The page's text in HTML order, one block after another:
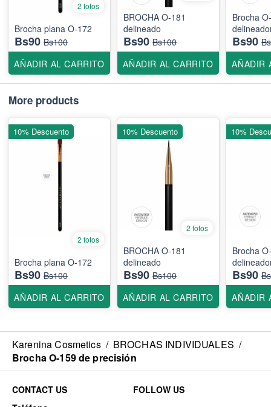
2 fotos
Brocha plana O-172
Bs90 Bs100
AÑADIR AL CARRITO
BROCHA O-181
delineado
Bs90 Bs100
AÑADIR AL CARRITO
Brocha
Bs90
AÑADIR
More products
2 fotos
Brocha plana O-172
Bs90 Bs100
AÑADIR AL CARRITO
10% Descuento
2 fotos
BROCHA O-181
delineado
Bs90 Bs100
AÑADIR AL CARRITO
10% Descuento
Brocha
Bs90
AÑADIR
10%
Karenina Cosmetics / BROCHAS INDIVIDUALES /
Brocha O-159 de precisión
CONTACT US
FOLLOW US